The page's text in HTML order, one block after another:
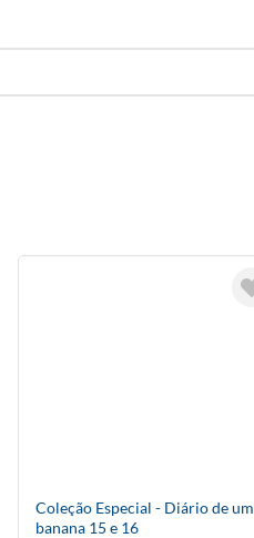
Coleção Especial - Diário de um
banana 15 e 16